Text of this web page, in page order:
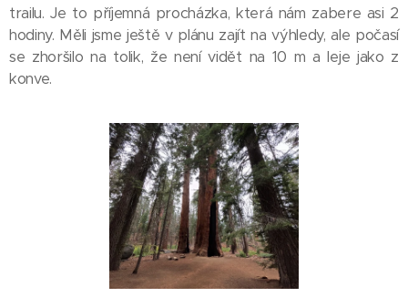
trailu. Je to příjemná procházka, která nám zabere asi 2
hodiny. Měli jsme ještě v plánu zajít na výhledy, ale počasí
se zhoršilo na tolik, že není vidět na 10 m a leje jako z
konve.